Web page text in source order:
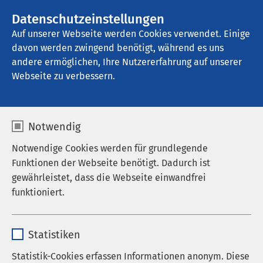
Datenschutzeinstellungen
Auf unserer Webseite werden Cookies verwendet. Einige
davon werden zwingend benötigt, während es uns
andere ermöglichen, Ihre Nutzererfahrung auf unserer
Webseite zu verbessern.
Notwendig
Notwendige Cookies werden für grundlegende
Funktionen der Webseite benötigt. Dadurch ist
gewährleistet, dass die Webseite einwandfrei
funktioniert.
Anbieter sgalinski
Statistiken
Statistik-Cookies erfassen Informationen anonym. Diese
Startseite der AMEOS Gruppe Aktuelles Nachrichten